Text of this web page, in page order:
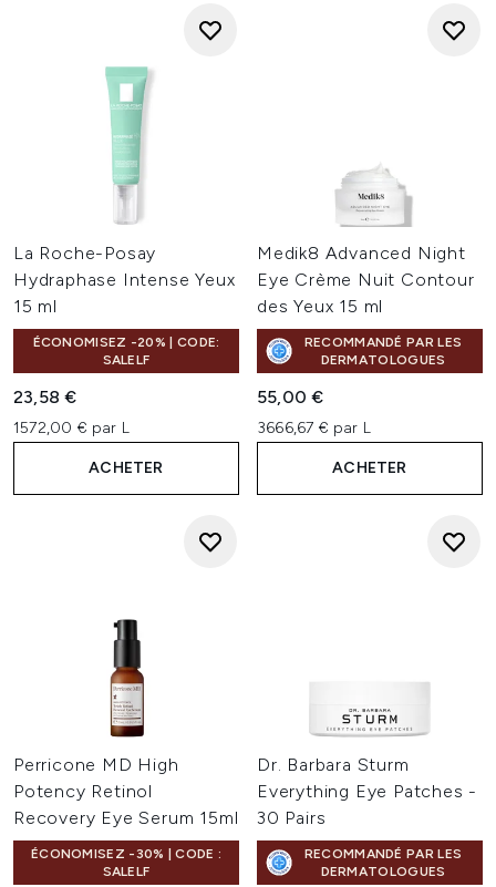
La Roche-Posay
Hydraphase Intense Yeux
15 ml
ÉCONOMISEZ -20% | CODE:
SALELF
23,58 €
1572,00 € par L
ACHETER
Medik8 Advanced Night
Eye Crème Nuit Contour
des Yeux 15 ml
RECOMMANDÉ PAR LES
DERMATOLOGUES
55,00 €
3666,67 € par L
ACHETER
Perricone MD High
Potency Retinol
Recovery Eye Serum 15ml
ÉCONOMISEZ -30% | CODE :
SALELF
Dr. Barbara Sturm
Everything Eye Patches -
30 Pairs
RECOMMANDÉ PAR LES
DERMATOLOGUES